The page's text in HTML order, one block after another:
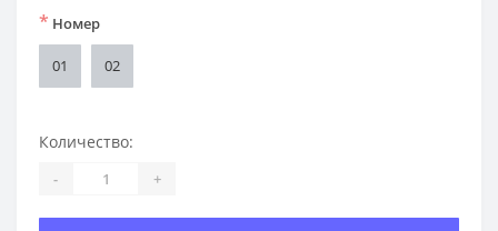
* Номер
01 02
Количество:
- +